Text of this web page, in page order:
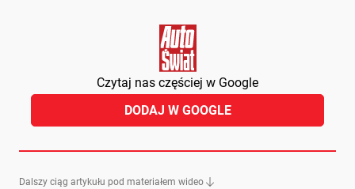
Czytaj nas częściej w Google
DODAJ W GOOGLE
Dalszy ciąg artykułu pod materiałem wideo